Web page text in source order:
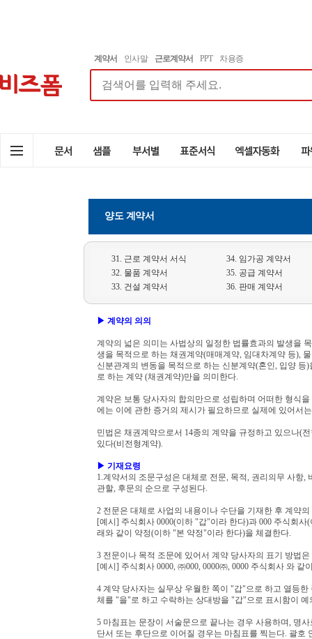
계약서 인사말 근로계약서 PPT 차용증
양도 계약서
31. 근로 계약서 서식
34. 임가공 계약서
32. 물품 계약서
35. 공급 계약서
33. 건설 계약서
36. 판매 계약서
▶ 계약의 의의
계약의 넓은 의미는 사법상의 일정한 법률효과의 발생을
생을 목적으로 하는 채권계약(매매계약, 임대차계약 등),
신분관계의 변동을 목적으로 하는 신분계약(혼인, 입양
로 하는 계약 (채권계약)만을 의미한다.
계약은 보통 당사자의 합의만으로 성립하며 어떠한 형식
에는 이에 관한 증거의 제시가 필요하므로 실제에 있어서
민법은 채권계약으로서 14종의 계약을 규정하고 있으나(
있다(비전형계약).
▶ 기재요령
1.계약서의 조문구성은 대체로 전문, 목적, 권리의무 사항
관할, 후문의 순으로 구성된다.
2 전문은 대체로 사업의 내용이나 수단을 기재한 후 계약
[예시] 주식회사 0000(이하 "갑"이라 한다)과 000 주식회
래와 같이 약정(이하 "본 약정"이라 한다)을 체결한다.
3 전문이나 목적 조문에 있어서 계약 당사자의 표기 방법
[예시] 주식회사 0000, ㈜000, 0000㈜, 0000 주식회사 와
4 계약 당사자는 실무상 우월한 쪽이 "갑"으로 하고 열등
체를 "을"로 하고 수락하는 상대방을 "갑"으로 표시함이 예
5 마침표는 문장이 서술문으로 끝나는 경우 사용하며, 명
단서 또는 후단으로 이어질 경우는 마침표를 찍는다. 괄